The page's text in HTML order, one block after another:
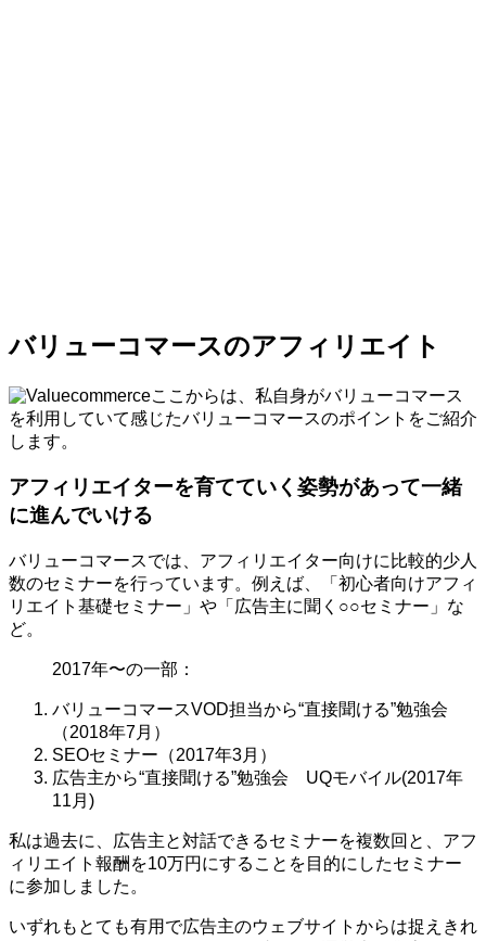
バリューコマースのアフィリエイト
ここからは、私自身がバリューコマース
を利用していて感じたバリューコマースのポイントをご紹介
します。
アフィリエイターを育てていく姿勢があって一緒
に進んでいける
バリューコマースでは、アフィリエイター向けに比較的少人
数のセミナーを行っています。例えば、「初心者向けアフィ
リエイト基礎セミナー」や「広告主に聞く○○セミナー」な
ど。
2017年〜の一部：
バリューコマースVOD担当から“直接聞ける”勉強会
（2018年7月）
SEOセミナー（2017年3月）
広告主から“直接聞ける”勉強会 UQモバイル(2017年
11月)
私は過去に、広告主と対話できるセミナーを複数回と、アフ
ィリエイト報酬を10万円にすることを目的にしたセミナー
に参加しました。
いずれもとても有用で広告主のウェブサイトからは捉えきれ